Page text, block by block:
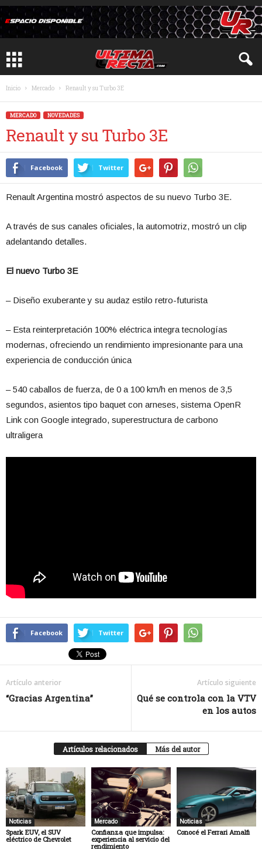
Inicio Mercado Renault y su Turbo 3E
MERCADO NOVEDADES
Renault y su Turbo 3E
Facebook Twitter
Renault Argentina mostró aspectos de su nuevo Turbo 3E.
A través de sus canales oficiales, la automotriz, mostró un clip
adelantando detalles.
El nuevo Turbo 3E
– Diseño exuberante y su audaz estilo retro-futurista
– Esta reinterpretación 100% eléctrica integra tecnologías
modernas, ofreciendo un rendimiento impresionante para una
experiencia de conducción única
– 540 caballos de fuerza, de 0 a 100 km/h en menos de 3,5
segundos, asientos tipo baquet con arneses, sistema OpenR
Link con Google integrado, superestructura de carbono
ultraligera
Facebook Twitter
Artículo anterior
“Gracias Argentina”
Artículo siguiente
Qué se controla con la VTV
en los autos
Artículos relacionados Más del autor
Noticias
Spark EUV, el SUV
eléctrico de Chevrolet
Mercado
Confianza que impulsa:
experiencia al servicio del
rendimiento
Noticias
Conocé el Ferrari Amalfi